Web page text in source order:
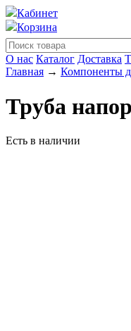
Кабинет
Корзина
О нас Каталог Доставка
Главная → Компоненты
Труба
Есть в наличии